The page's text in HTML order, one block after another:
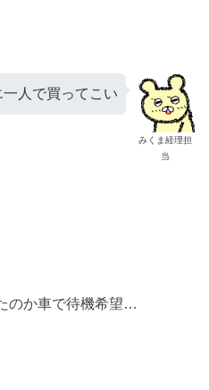
みくま経理担
当
人で買ってこい
のか車で待機希望…